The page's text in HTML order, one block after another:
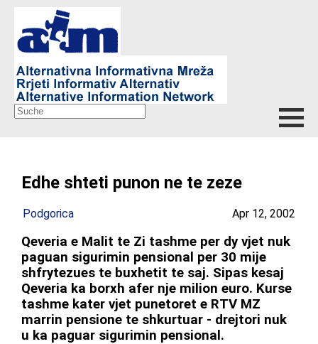
Edhe shteti punon ne te zeze
Podgorica Apr 12, 2002
Qeveria e Malit te Zi tashme per dy vjet nuk
paguan sigurimin pensional per 30 mije
shfrytezues te buxhetit te saj. Sipas kesaj
Qeveria ka borxh afer nje milion euro. Kurse
tashme kater vjet punetoret e RTV MZ
marrin pensione te shkurtuar - drejtori nuk
u ka paguar sigurimin pensional.